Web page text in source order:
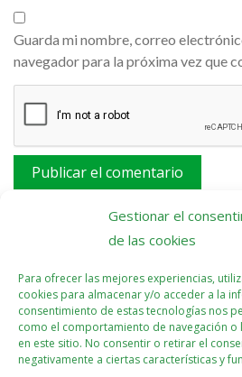
Gestionar el
de las cookies
Para ofrecer las mejores experiencias,
cookies para almacenar y/o acceder a la
consentimiento de estas tecnologías nos
como el comportamiento de navegación o
en este sitio. No consentir o retirar el
negativamente a ciertas características y
Guarda mi nombre, correo
navegador para la próxima vez que
Este sitio usa Akismet para reducir
cómo se procesan los datos de tus